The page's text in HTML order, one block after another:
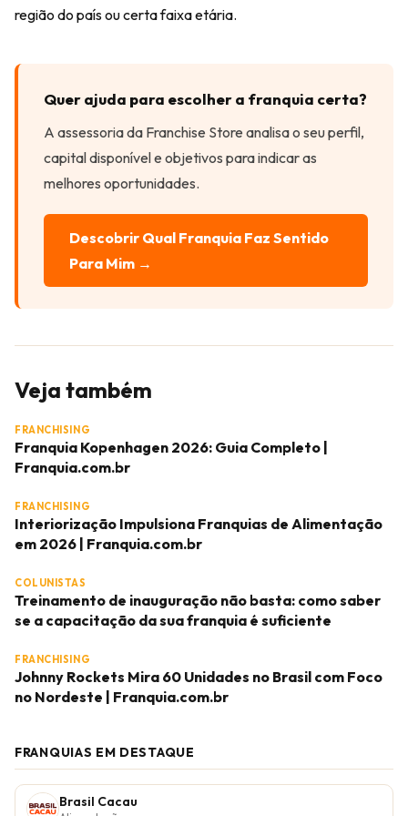
região do país ou certa faixa etária.
Quer ajuda para escolher a franquia certa?
A assessoria da Franchise Store analisa o seu perfil,
capital disponível e objetivos para indicar as
melhores oportunidades.
Descobrir Qual Franquia Faz Sentido
Para Mim →
Veja também
FRANCHISING
Franquia Kopenhagen 2026: Guia Completo |
Franquia.com.br
FRANCHISING
Interiorização Impulsiona Franquias de Alimentação
em 2026 | Franquia.com.br
COLUNISTAS
Treinamento de inauguração não basta: como saber
se a capacitação da sua franquia é suficiente
FRANCHISING
Johnny Rockets Mira 60 Unidades no Brasil com Foco
no Nordeste | Franquia.com.br
FRANQUIAS EM DESTAQUE
Brasil Cacau